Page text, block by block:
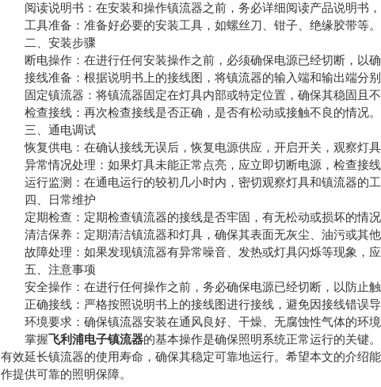
阅读说明书：在安装和操作镇流器之前，务必详细阅读产品说明书，
工具准备：准备好必要的安装工具，如螺丝刀、钳子、绝缘胶带等。
二、安装步骤
断电操作：在进行任何安装操作之前，必须确保电源已经切断，以确
接线准备：根据说明书上的接线图，将镇流器的输入端和输出端分别
固定镇流器：将镇流器固定在灯具内部或特定位置，确保其稳固且不
检查接线：再次检查接线是否正确，是否有松动或接触不良的情况。
三、通电调试
恢复供电：在确认接线无误后，恢复电源供应，开启开关，观察灯具
异常情况处理：如果灯具未能正常点亮，应立即切断电源，检查接线
运行监测：在通电运行的较初几小时内，密切观察灯具和镇流器的工
四、日常维护
定期检查：定期检查镇流器的接线是否牢固，有无松动或损坏的情况
清洁保养：定期清洁镇流器和灯具，确保其表面无灰尘、油污或其他
故障处理：如果发现镇流器有异常噪音、发热或灯具闪烁等现象，应
五、注意事项
安全操作：在进行任何操作之前，务必确保电源已经切断，以防止触
正确接线：严格按照说明书上的接线图进行接线，避免因接线错误导
环境要求：确保镇流器安装在通风良好、干燥、无腐蚀性气体的环境
掌握飞利浦电子镇流器的基本操作是确保照明系统正常运行的关键
有效延长镇流器的使用寿命，确保其稳定可靠地运行。希望本文的介绍
作提供可靠的照明保障。